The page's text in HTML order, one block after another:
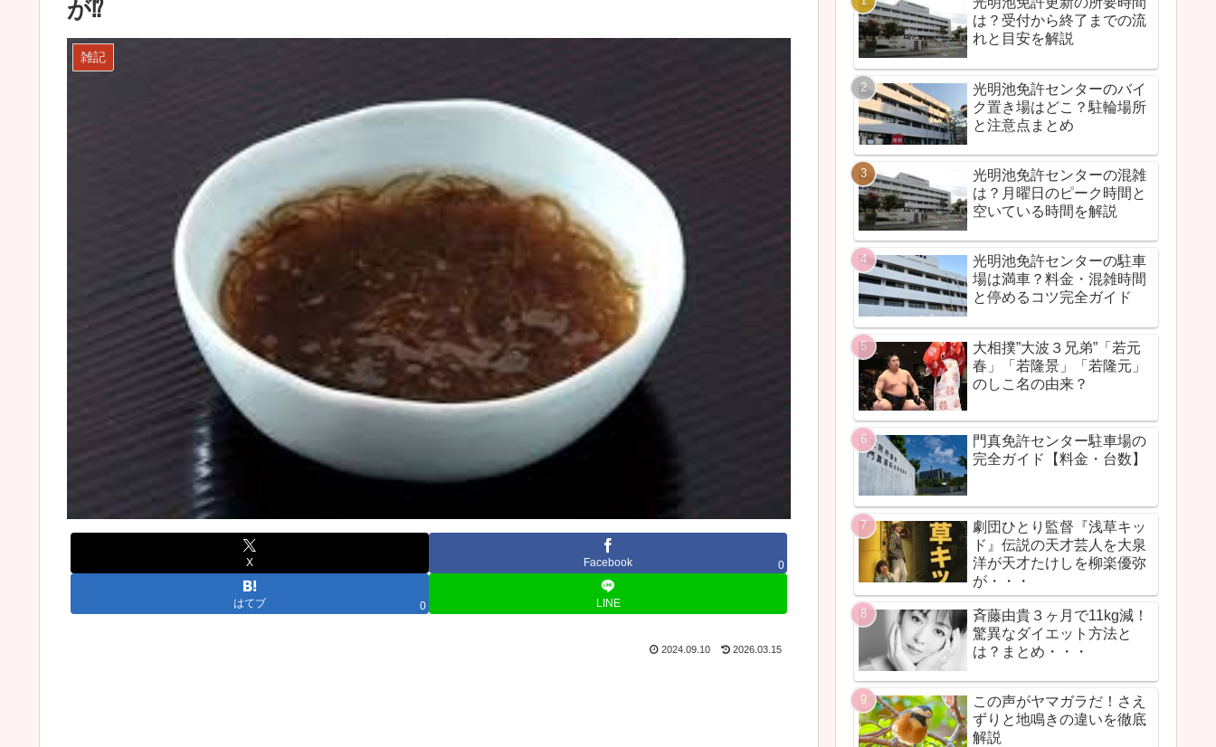
が⁉️
雑記
X Facebook 0
はてブ 0 LINE
2024.09.10 2026.03.15
は？受付から終了までの流
れと目安を解説
光明池免許センターのバイ
ク置き場はどこ？駐輪場所
と注意点まとめ
光明池免許センターの混雑
は？月曜日のピーク時間と
空いている時間を解説
光明池免許センターの駐車
場は満車？料金・混雑時間
と停めるコツ完全ガイド
大相撲”大波３兄弟”「若元
春」「若隆景」「若隆元」
のしこ名の由来？
門真免許センター駐車場の
完全ガイド【料金・台数】
劇団ひとり監督『浅草キッ
ド』伝説の天才芸人を大泉
洋が天才たけしを柳楽優弥
が・・・
斉藤由貴３ヶ月で11kg減！
驚異なダイエット方法と
は？まとめ・・・
この声がヤマガラだ！さえ
ずりと地鳴きの違いを徹底
解説